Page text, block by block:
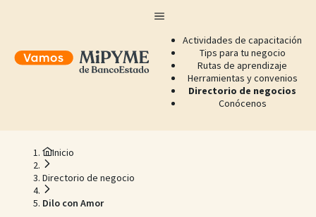
Actividades de capacitación
Tips para tu negocio
Rutas de aprendizaje
Herramientas y convenios
Directorio de negocios
Conócenos
Inicio
Directorio de negocio
Dilo con Amor